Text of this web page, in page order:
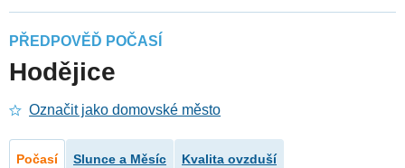
PŘEDPOVĚĎ POČASÍ
Hodějice
Označit jako domovské město
Počasí Slunce a Měsíc Kvalita ovzduší